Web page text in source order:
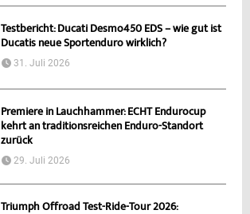
Testbericht: Ducati Desmo450 EDS – wie gut ist
Ducatis neue Sportenduro wirklich?
31. Juli 2026
Premiere in Lauchhammer: ECHT Endurocup
kehrt an traditionsreichen Enduro-Standort
zurück
29. Juli 2026
Triumph Offroad Test-Ride-Tour 2026: